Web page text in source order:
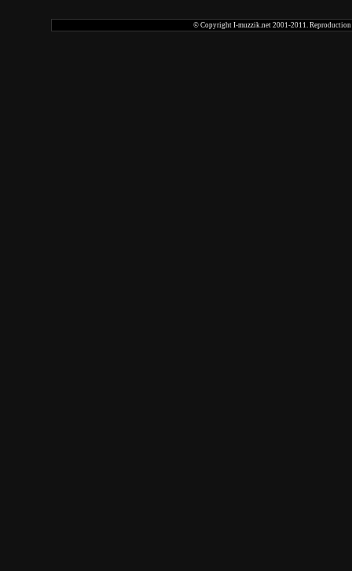
© Copyright I-muzzik.net 2001-2011. Reproduction